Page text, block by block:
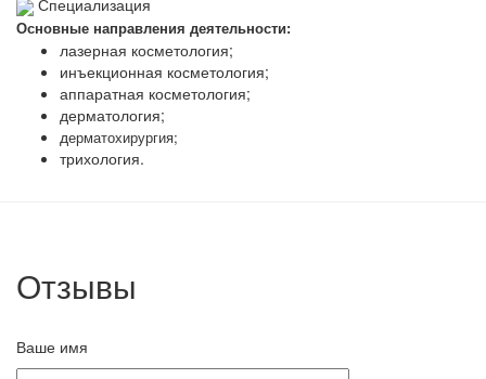
Специализация
Основные направления деятельности:
лазерная косметология;
инъекционная косметология;
аппаратная косметология;
дерматология;
дерматохирургия;
трихология.
Отзывы
Ваше имя